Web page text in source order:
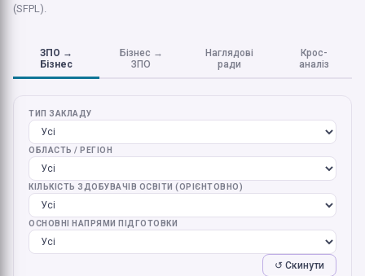
(SFPL).
ЗПО →
Бізнес
Бізнес →
ЗПО
Наглядові
ради
Крос-
аналіз
ТИП ЗАКЛАДУ
ОБЛАСТЬ / РЕГІОН
КІЛЬКІСТЬ ЗДОБУВАЧІВ ОСВІТИ (ОРІЄНТОВНО)
ОСНОВНІ НАПРЯМИ ПІДГОТОВКИ
↺ Скинути